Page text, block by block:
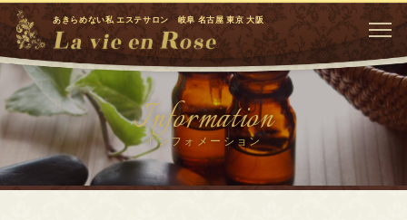
あきらめない私 エステサロン 岐阜 名古屋 東京 大阪
Information
インフォメーション